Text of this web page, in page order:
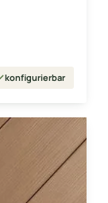
konfigurierbar